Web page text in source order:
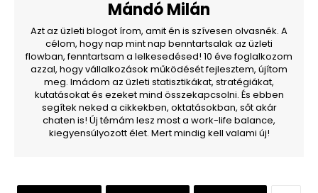
Mándó Milán
Azt az üzleti blogot írom, amit én is szívesen olvasnék. A
célom, hogy nap mint nap benntartsalak az üzleti
flowban, fenntartsam a lelkesedésed! 10 éve foglalkozom
azzal, hogy vállalkozások működését fejlesztem, újítom
meg. Imádom az üzleti statisztikákat, stratégiákat,
kutatásokat és ezeket mind összekapcsolni. És ebben
segítek neked a cikkekben, oktatásokban, sőt akár
chaten is! Új témám lesz most a work-life balance,
kiegyensúlyozott élet. Mert mindig kell valami új!